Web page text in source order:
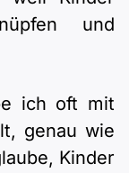
und
ich oft mit
genau wie
Kinder